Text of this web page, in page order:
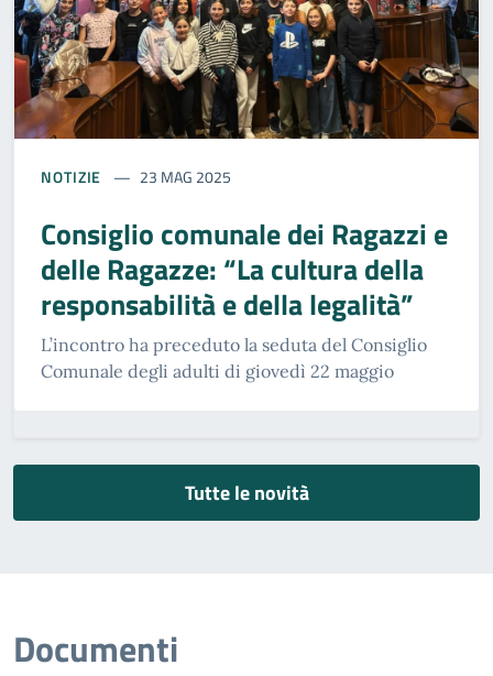
NOTIZIE 23 MAG 2025
Consiglio comunale dei Ragazzi e
delle Ragazze: “La cultura della
responsabilità e della legalità”
L’incontro ha preceduto la seduta del Consiglio
Comunale degli adulti di giovedì 22 maggio
Tutte le novità
Documenti